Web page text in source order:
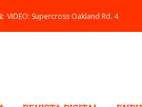
VIDEO: Supercross Oakland Rd. 4